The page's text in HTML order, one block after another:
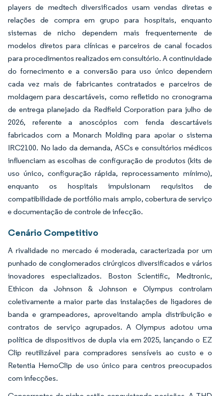
players de medtech diversificados usam vendas diretas e
relações de compra em grupo para hospitais, enquanto
sistemas de nicho dependem mais frequentemente de
modelos diretos para clínicas e parceiros de canal focados
para procedimentos realizados em consultório. A continuidade
do fornecimento e a conversão para uso único dependem
cada vez mais de fabricantes contratados e parceiros de
moldagem para descartáveis, como refletido no cronograma
de entrega planejado da Redfield Corporation para julho de
2026, referente a anoscópios com fenda descartáveis
fabricados com a Monarch Molding para apoiar o sistema
IRC2100. No lado da demanda, ASCs e consultórios médicos
influenciam as escolhas de configuração de produtos (kits de
uso único, configuração rápida, reprocessamento mínimo),
enquanto os hospitais impulsionam requisitos de
compatibilidade de portfólio mais amplo, cobertura de serviço
e documentação de controle de infecção.
Cenário Competitivo
A rivalidade no mercado é moderada, caracterizada por um
punhado de conglomerados cirúrgicos diversificados e vários
inovadores especializados. Boston Scientific, Medtronic,
Ethicon da Johnson & Johnson e Olympus controlam
coletivamente a maior parte das instalações de ligadores de
banda e grampeadores, aproveitando ampla distribuição e
contratos de serviço agrupados. A Olympus adotou uma
política de dispositivos de dupla via em 2025, lançando o EZ
Clip reutilizável para compradores sensíveis ao custo e o
Retentia HemoClip de uso único para centros preocupados
com infecções.